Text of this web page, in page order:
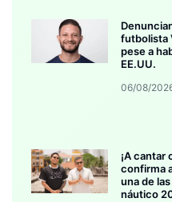
futbolista
pese a
EE.UU.
06/08/
¡A cantar
confirma
una de
náutico